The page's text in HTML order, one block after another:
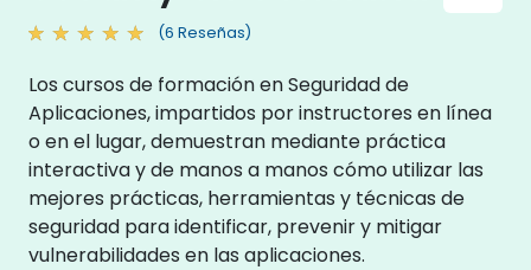
(6 Reseñas)
Los cursos de formación en Seguridad de
Aplicaciones, impartidos por instructores en línea
o en el lugar, demuestran mediante práctica
interactiva y de manos a manos cómo utilizar las
mejores prácticas, herramientas y técnicas de
seguridad para identificar, prevenir y mitigar
vulnerabilidades en las aplicaciones.